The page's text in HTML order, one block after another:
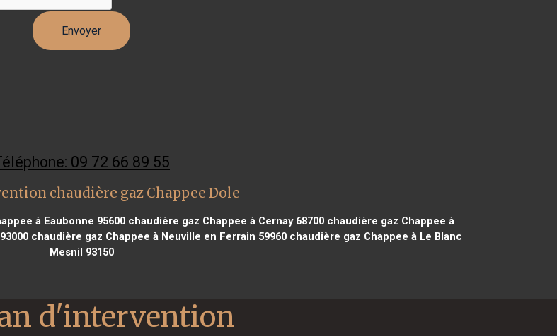
09 72 66 89 55
chaudière gaz Chappee Dole
à Eaubonne 95600 chaudière gaz Chappee à Cernay 68700 chaudière gaz Chappee à
chaudière gaz Chappee à Neuville en Ferrain 59960 chaudière gaz Chappee à Le Blanc
Mesnil 93150
d'intervention